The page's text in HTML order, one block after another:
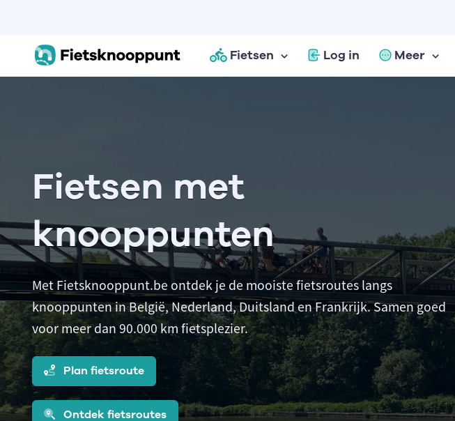
Fietsen Log in Meer
Fietsen met
knooppunten
Met Fietsknooppunt.be ontdek je de mooiste fietsroutes langs
knooppunten in België, Nederland, Duitsland en Frankrijk. Samen goed
voor meer dan 90.000 km fietsplezier.
Plan fietsroute
Ontdek fietsroutes